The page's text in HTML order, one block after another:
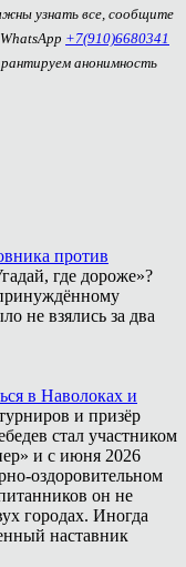
узнать все, сообщите
+7(910)6680341
анонимность
против
где дороже»?
не взялись за два
в Наволоках и
и призёр
стал участником
и с июня 2026
оздоровительном
он не
городах. Иногда
наставник